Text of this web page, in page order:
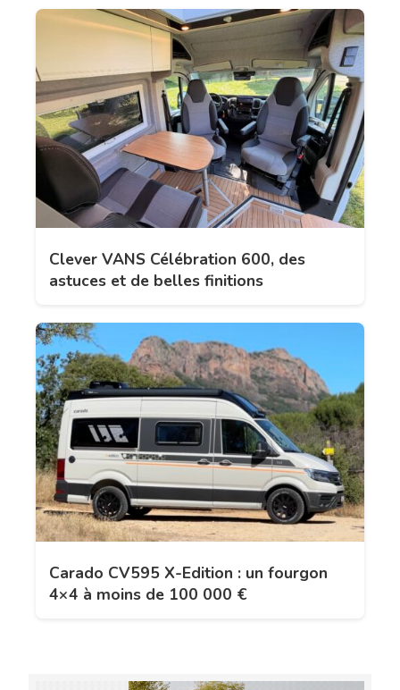
Clever VANS Célébration 600, des
astuces et de belles finitions
Carado CV595 X-Edition : un fourgon
4×4 à moins de 100 000 €